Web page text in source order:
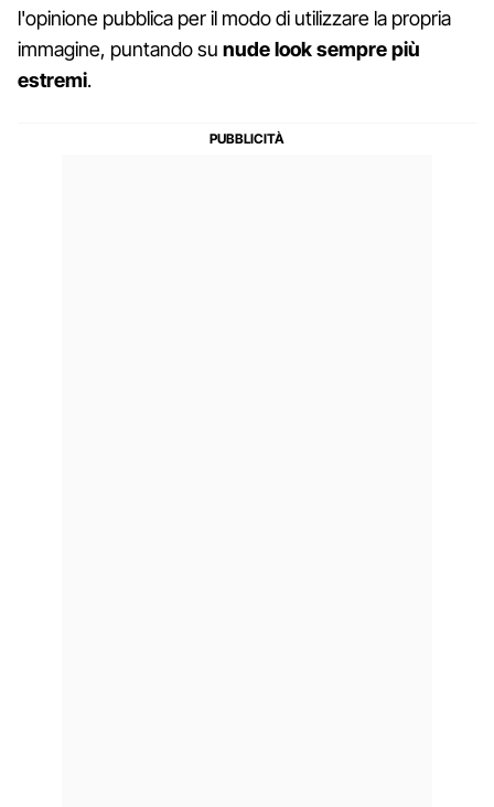
l'opinione pubblica per il modo di utilizzare la propria
immagine, puntando su nude look sempre più
estremi.